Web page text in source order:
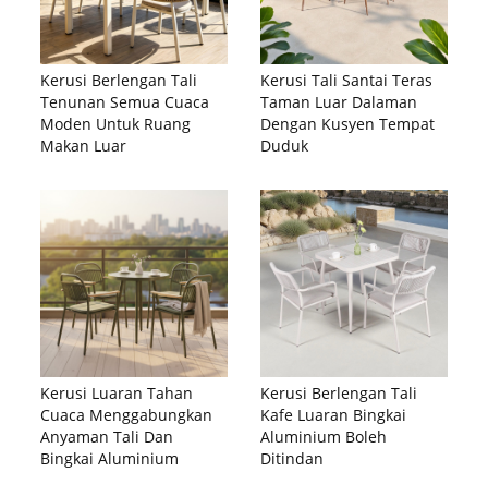
Kerusi Berlengan Tali
Tenunan Semua Cuaca
Moden Untuk Ruang
Makan Luar
Kerusi Tali Santai Teras
Taman Luar Dalaman
Dengan Kusyen Tempat
Duduk
Kerusi Luaran Tahan
Cuaca Menggabungkan
Anyaman Tali Dan
Bingkai Aluminium
Kerusi Berlengan Tali
Kafe Luaran Bingkai
Aluminium Boleh
Ditindan